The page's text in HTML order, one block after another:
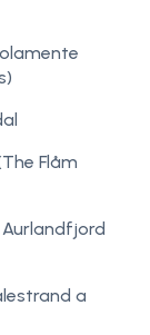
Flåm
Aurlandfjord
a